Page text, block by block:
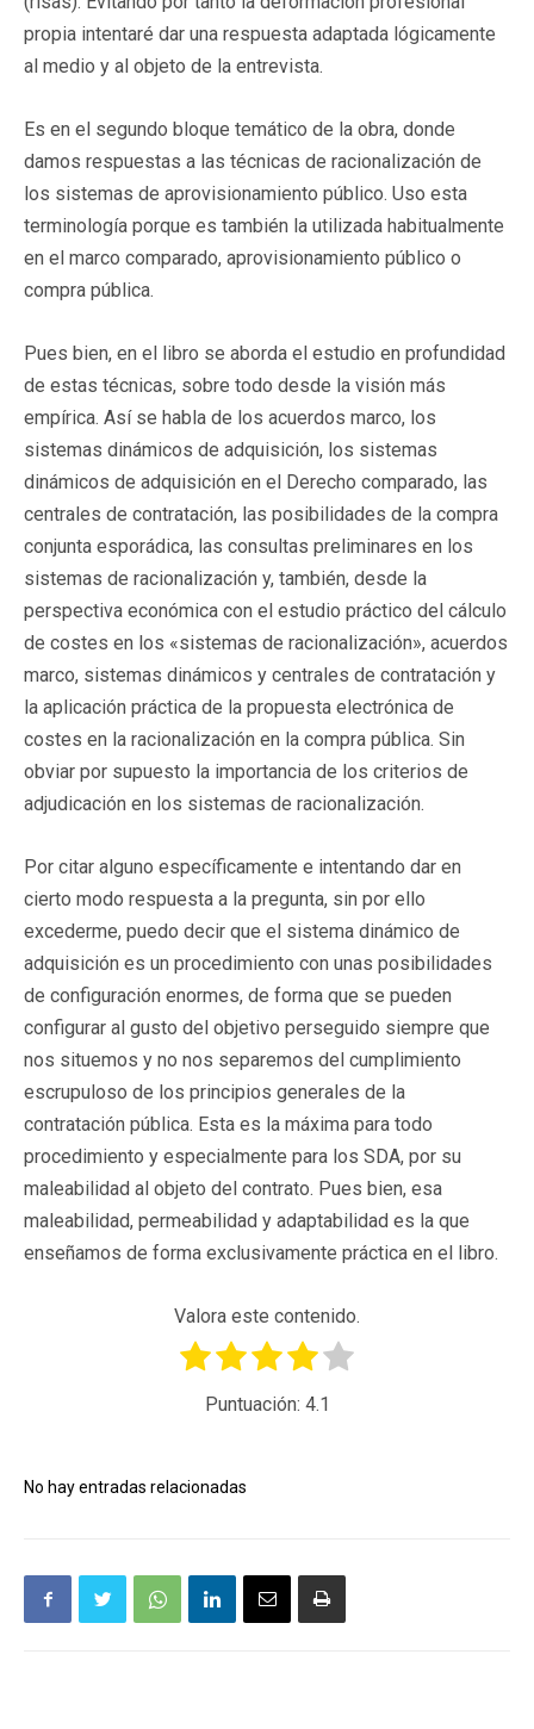
propia intentaré dar una respuesta adaptada lógicamente
al medio y al objeto de la entrevista.
Es en el segundo bloque temático de la obra, donde
damos respuestas a las técnicas de racionalización de
los sistemas de aprovisionamiento público. Uso esta
terminología porque es también la utilizada habitualmente
en el marco comparado, aprovisionamiento público o
compra pública.
Pues bien, en el libro se aborda el estudio en profundidad
de estas técnicas, sobre todo desde la visión más
empírica. Así se habla de los acuerdos marco, los
sistemas dinámicos de adquisición, los sistemas
dinámicos de adquisición en el Derecho comparado, las
centrales de contratación, las posibilidades de la compra
conjunta esporádica, las consultas preliminares en los
sistemas de racionalización y, también, desde la
perspectiva económica con el estudio práctico del cálculo
de costes en los «sistemas de racionalización», acuerdos
marco, sistemas dinámicos y centrales de contratación y
la aplicación práctica de la propuesta electrónica de
costes en la racionalización en la compra pública. Sin
obviar por supuesto la importancia de los criterios de
adjudicación en los sistemas de racionalización.
Por citar alguno específicamente e intentando dar en
cierto modo respuesta a la pregunta, sin por ello
excederme, puedo decir que el sistema dinámico de
adquisición es un procedimiento con unas posibilidades
de configuración enormes, de forma que se pueden
configurar al gusto del objetivo perseguido siempre que
nos situemos y no nos separemos del cumplimiento
escrupuloso de los principios generales de la
contratación pública. Esta es la máxima para todo
procedimiento y especialmente para los SDA, por su
maleabilidad al objeto del contrato. Pues bien, esa
maleabilidad, permeabilidad y adaptabilidad es la que
enseñamos de forma exclusivamente práctica en el libro.
Valora este contenido.
Puntuación: 4.1
No hay entradas relacionadas